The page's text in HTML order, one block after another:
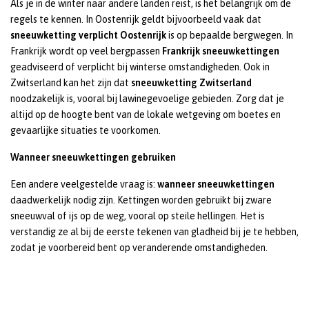
Als je in de winter naar andere landen reist, is het belangrijk om de
regels te kennen. In Oostenrijk geldt bijvoorbeeld vaak dat
sneeuwketting verplicht Oostenrijkis op bepaalde bergwegen. In
Frankrijk wordt op veel bergpassen Frankrijk sneeuwkettingen
geadviseerd of verplicht bij winterse omstandigheden. Ook in
Zwitserland kan het zijn dat sneeuwketting Zwitserland
noodzakelijk is, vooral bij lawinegevoelige gebieden. Zorg dat je
altijd op de hoogte bent van de lokale wetgeving om boetes en
gevaarlijke situaties te voorkomen.
Wanneer sneeuwkettingen gebruiken
Een andere veelgestelde vraag is: wanneer sneeuwkettingen
daadwerkelijk nodig zijn. Kettingen worden gebruikt bij zware
sneeuwval of ijs op de weg, vooral op steile hellingen. Het is
verstandig ze al bij de eerste tekenen van gladheid bij je te hebben,
zodat je voorbereid bent op veranderende omstandigheden.